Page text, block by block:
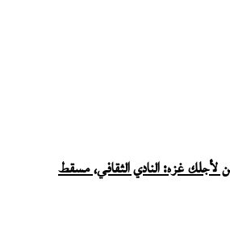
غزه: النادي الثقافي، مسقط